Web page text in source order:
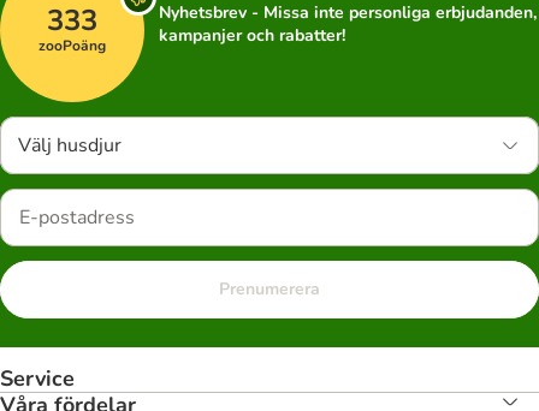
333
zooPoäng
Nyhetsbrev - Missa inte personliga erbjudanden,
kampanjer och rabatter!
Välj husdjur
Prenumerera
Service
Våra fördelar